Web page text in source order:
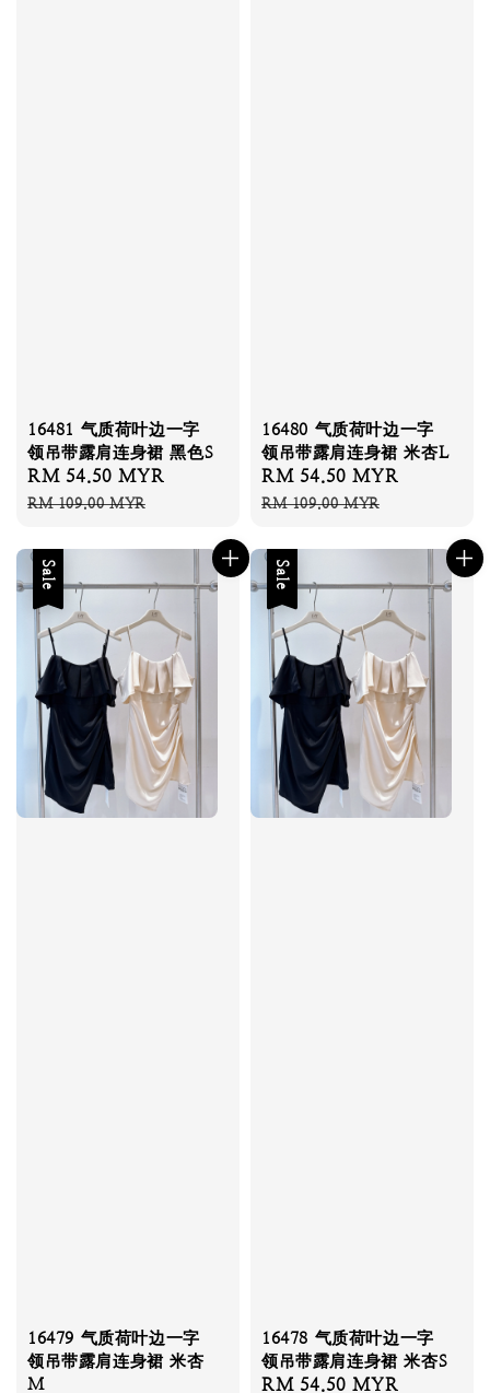
16481 气质荷叶边一字
领吊带露肩连身裙 黑色S
Sale
price
RM 54.50 MYR
RM 109.00 MYR
16480 气质荷叶边一字
领吊带露肩连身裙 米杏L
Sale
price
RM 54.50 MYR
RM 109.00 MYR
Sale
16479 气质荷叶边一字
领吊带露肩连身裙 米杏
M
Sale
16478 气质荷叶边一字
领吊带露肩连身裙 米杏S
Sale
RM 54.50 MYR